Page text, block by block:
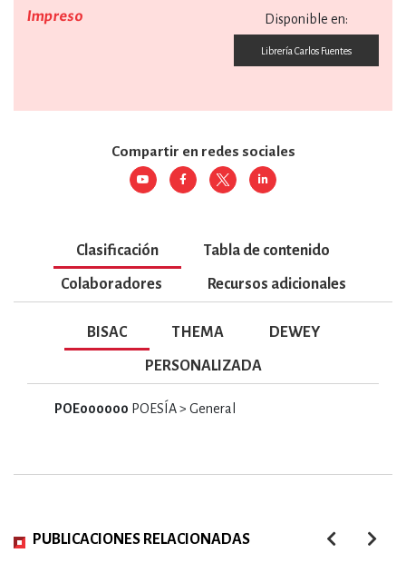
Impreso Disponible en:
Librería Carlos Fuentes
Compartir en redes sociales
Clasificación Tabla de contenido
Colaboradores Recursos adicionales
BISAC THEMA DEWEY
PERSONALIZADA
POE000000 POESÍA > General
PUBLICACIONES RELACIONADAS